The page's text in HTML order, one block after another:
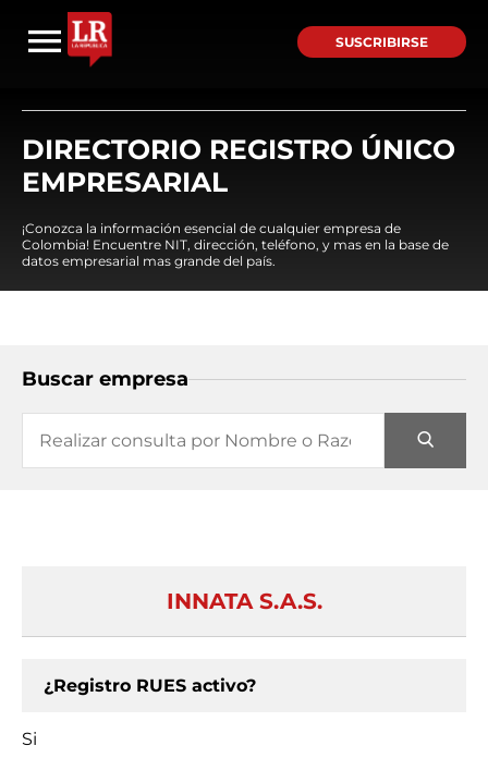
SUSCRIBIRSE
DIRECTORIO REGISTRO ÚNICO
EMPRESARIAL
¡Conozca la información esencial de cualquier empresa de
Colombia! Encuentre NIT, dirección, teléfono, y mas en la base de
datos empresarial mas grande del país.
Buscar empresa
INNATA S.A.S.
¿Registro RUES activo?
Si